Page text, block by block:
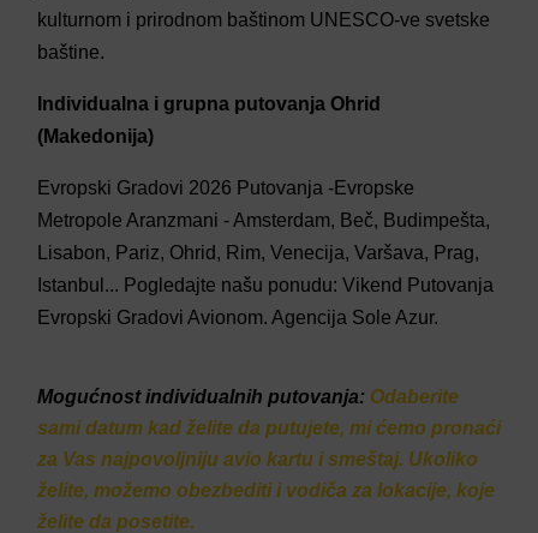
kulturnom i prirodnom baštinom UNESCO-ve svetske
baštine.
Individualna i grupna putovanja Ohrid
(Makedonija)
Evropski Gradovi 2026 Putovanja -Evropske
Metropole Aranzmani - Amsterdam, Beč, Budimpešta,
Lisabon, Pariz, Ohrid, Rim, Venecija, Varšava, Prag,
Istanbul... Pogledajte našu ponudu: Vikend Putovanja
Evropski Gradovi Avionom. Agencija Sole Azur.
Mogućnost individualnih putovanja: Odaberite
sami datum kad želite da putujete, mi ćemo pronaći
za Vas najpovoljniju avio kartu i smeštaj. Ukoliko
želite, možemo obezbediti i vodiča za lokacije, koje
želite da posetite.